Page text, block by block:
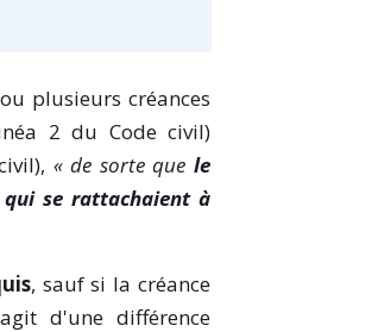
plusieurs créances
2 du Code civil)
« de sorte quele
se rattachaient à
, sauf si la créance
d'une différence